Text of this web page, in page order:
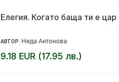
Елегия. Когато баща ти е цар
АВТОР: Неда Антонова
9.18 EUR (17.95 лв.)